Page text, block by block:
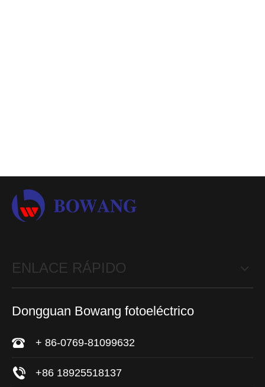
ENLACE RÁPIDO
Dongguan Bowang fotoeléctrico
+ 86-0769-81099632
+86 18925518137